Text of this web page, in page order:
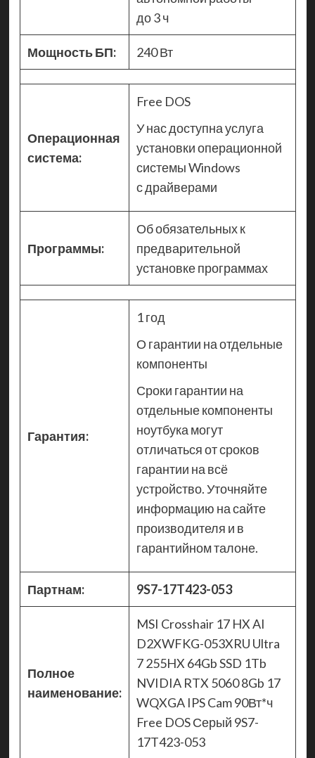
до 3 ч
Мощность БП: 240 Вт
Операционная
система:
Free DOS
У нас доступна услуга
установки операционной
системы Windows
с драйверами
Программы:
Об обязательных к
предварительной
установке программах
Гарантия:
1 год
О гарантии на отдельные
компоненты
Сроки гарантии на
отдельные компоненты
ноутбука могут
отличаться от сроков
гарантии на всё
устройство. Уточняйте
информацию на сайте
производителя и в
гарантийном талоне.
Партнам: 9S7-17T423-053
Полное
наименование:
MSI Crosshair 17 HX AI
D2XWFKG-053XRU Ultra
7 255HX 64Gb SSD 1Tb
NVIDIA RTX 5060 8Gb 17
WQXGA IPS Cam 90Вт*ч
Free DOS Серый 9S7-
17T423-053